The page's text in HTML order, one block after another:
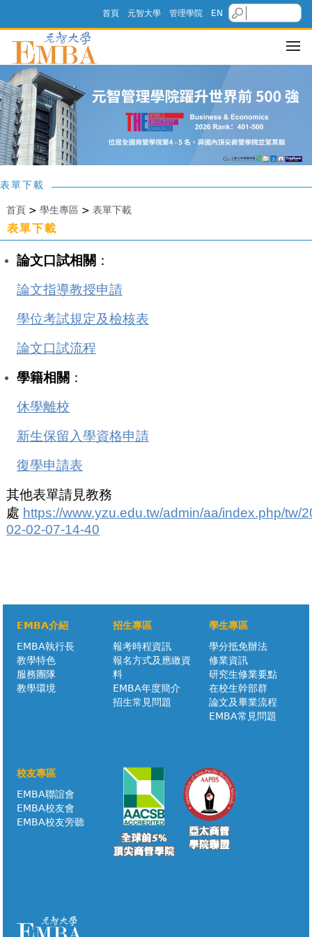
首頁 元智大學 管理學院 EN
表單下載
首頁> 學生專區> 表單下載
表單下載
論文口試相關 ：
論文指導教授申請
學位考試規定及檢核表
論文口試流程
學籍相關 ：
休學離校
新生保留入學資格申請
復學申請表
其他表單請見教務
處 https://www.yzu.edu.tw/admin/aa/index.php/tw/
02-02-07-14-40
EMBA介紹
EMBA執行長
教學特色
服務團隊
教學環境
招生專區
報考時程資訊
報名方式及應繳資
料
EMBA年度簡介
招生常見問題
學生專區
學分抵免辦法
修業資訊
研究生修業要點
在校生幹部群
論文及畢業流程
EMBA常見問題
校友專區
EMBA聯誼會
EMBA校友會
EMBA校友旁聽